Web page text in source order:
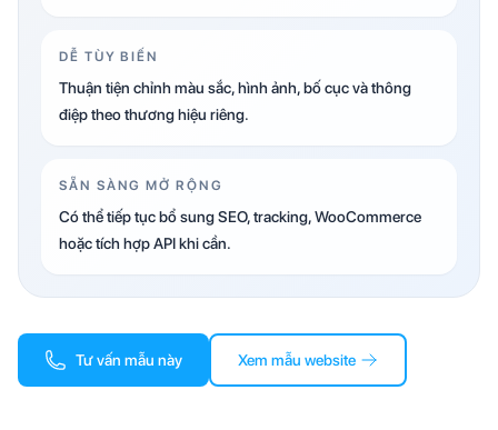
DỄ TÙY BIẾN
Thuận tiện chỉnh màu sắc, hình ảnh, bố cục và thông
điệp theo thương hiệu riêng.
SẴN SÀNG MỞ RỘNG
Có thể tiếp tục bổ sung SEO, tracking, WooCommerce
hoặc tích hợp API khi cần.
Tư vấn mẫu này Xem mẫu website